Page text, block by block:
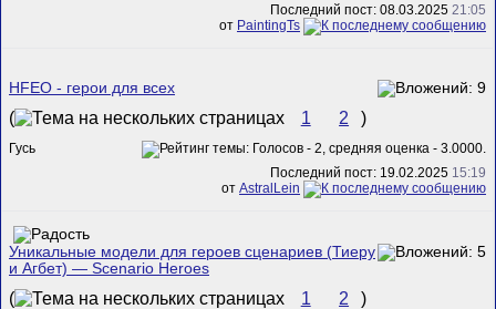
Последний пост: 08.03.2025 21:05
от PaintingTs
HFEO - герои для всех
( 1 2 )
Гусь
Последний пост: 19.02.2025 15:19
от AstralLein
Уникальные модели для героев сценариев (Тиеру
и Агбет) — Scenario Heroes
( 1 2 )